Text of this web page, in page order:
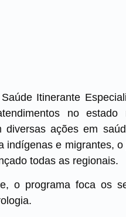
Itinerante
no estado
ações em
indígenas e migrantes,
todas as regionais.
o programa foca os